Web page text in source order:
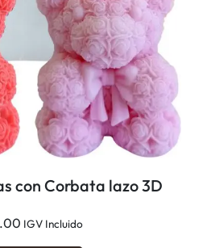
con Corbata lazo 3D
IGV Incluido